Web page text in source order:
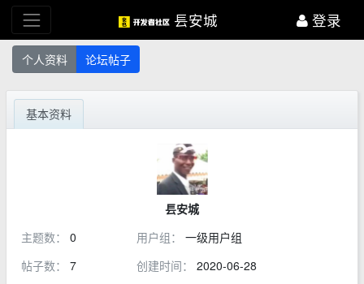
镸安城 登录
个人资料 论坛帖子
基本资料
镸安城
主题数： 0
帖子数： 7
用户组： 一级用户组
创建时间： 2020-06-28